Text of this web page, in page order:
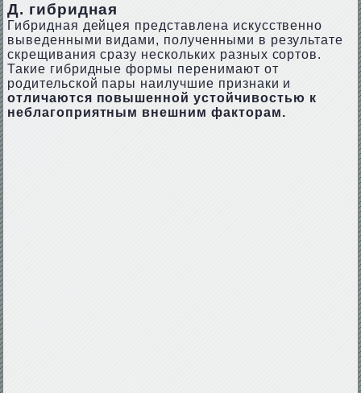
Д. гибридная
Гибридная дейцея представлена искусственно
выведенными видами, полученными в результате
скрещивания сразу нескольких разных сортов.
Такие гибридные формы перенимают от
родительской пары наилучшие признаки и
отличаются повышенной устойчивостью к
неблагоприятным внешним факторам.